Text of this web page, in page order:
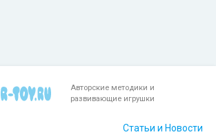
Авторские методики и
развивающие игрушки
Статьи и Новости